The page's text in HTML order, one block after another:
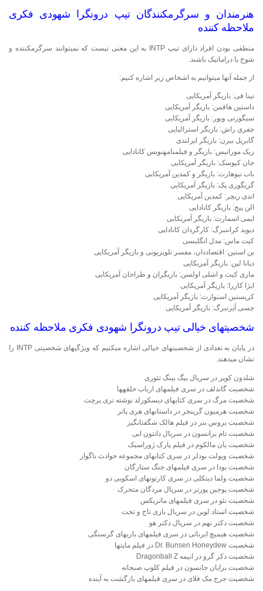
هنرمندان و سرگرم‎کنندگان تیپ درونگرا شهودی فکری
ملاحظه کننده
منطقی بودن افراد دارای تیپ INTP به این معنی نیست که نمی‎توانند سرگرم‎کننده و
شوخ یا دراماتیک باشند.
از جمله آن‎ها می‎توانیم به اشخاص زیر اشاره کنیم:
تینا فی: بازیگر آمریکایی
داستین هافمن: بازیگر آمریکایی
سیگورنی ویور: بازیگر آمریکایی
جفری راش: بازیگر استرالیایی
گابریل بیرن: بازیگر ایرلندی
ریک مورانیس: بازیگر و فیلمنامه‎نویس کانادایی
جان کیوسک: بازیگر آمریکایی
باب نیوهارت: بازیگر و کمدین آمریکایی
گریگوری پک: بازیگر آمریکایی
اندی ریچر: کمدین آمریکایی
الن پیج: بازیگر کانادایی
ایمی اسمارت: بازیگر آمریکایی
دیوید کراننبرگ: کارگردان کانادایی
کیت ماس: مدل انگلیسی
بن استین: اقتصاد‎‌دان، مفسر تلویزیونی و بازیگر آمریکایی
دیانا لین: بازیگر آمریکایی
ماری کیت و اشلی اولسن: بازیگران و طراحان آمریکایی
ایژا کاررا: بازیگر آمریکایی
کریستین استوارت: بازیگر آمریکایی
جسی آیزنبرگ: بازیگر آمریکایی
شخصیت‎های خیالی تیپ درونگرا شهودی فکری ملاحظه کننده
در پایان به تعدادی از شخصیت‎های خیالی اشاره می‎کنیم که ویژگی‎های شخصیتی INTP را
نشان می‎دهند.
شلدون کوپر در سریال بیگ بینگ تئوری
شخصیت گاندلف در سری فیلم‎های ارباب حلقه‎ها
شخصیت مرگ در سری کتاب‎های دیسک‎ورلد نوشته تری پرچت
شخصیت هرمیون گرینجر در داستان‎های هری پاتر
شخصیت بروس بنر در فیلم هالک شگفت‎انگیز
شخصیت تام برانسون در سریال دانتون ابی
شخصیت یان مالکوم در فیلم پارک ژوراسیک
شخصیت ویولت بودلر در سری کتاب‎های مجموعه حوادث ناگوار
شخصیت یودا در سری فیلم‎های جنگ ستارگان
شخصیت ولما دینکلی در سری کارتون‎های اسکوبی دو
شخصیت یوجین پورتر در سریال مردگان متحرک
شخصیت نئو در سری فیلم‎های ماتریکس
شخصیت استاد لوین در سریال بازی تاج و تخت
شخصیت دکتر نهم در سریال دکتر هو
شخصیت هیمیچ ابرناثی در سری فیلم‎های بازی‎های گرسنگی
شخصیت Dr. Bunsen Honeydew در فیلم ماپت‎ها
شخصیت دکر گرو در انیمه Dragonball Z
شخصیت برایان جانسون در فیلم کلوپ صبحانه
شخصیت جرج مک ‎فلای در سری فیلم‎های بازگشت به آینده